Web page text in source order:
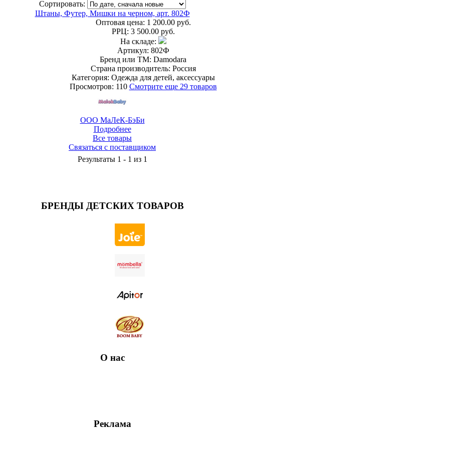
Сортировать:
Штаны, Футер, Мишки на черном, арт. 802Ф
Оптовая цена: 1 200.00 руб.
РРЦ: 3 500.00 руб.
На складе:
Артикул: 802Ф
Бренд или ТМ: Damodara
Страна производитель: Россия
Категория: Одежда для детей, аксессуары
Просмотров: 110 Смотрите еще 29 товаров
ООО МаЛеК-БэБи
Подробнее
Все товары
Связаться с поставщиком
Результаты 1 - 1 из 1
БРЕНДЫ ДЕТСКИХ ТОВАРОВ
О нас
Реклама